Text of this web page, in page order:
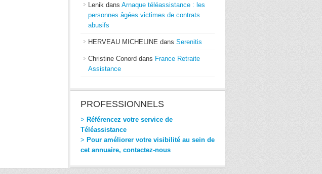
Lenik dans Arnaque téléassistance : les
personnes âgées victimes de contrats
abusifs
HERVEAU MICHELINE dans Serenitis
Christine Conord dans France Retraite
Assistance
PROFESSIONNELS
> Référencez votre service de
Téléassistance
> Pour améliorer votre visibilité au sein de
cet annuaire, contactez-nous